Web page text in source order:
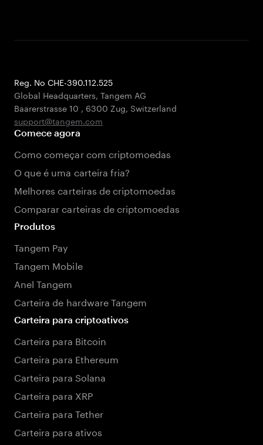
Reg. No CHE-390.112.525
Global Headquarters, Tangem AG
Baarerstrasse 10 , 6300 Zug, Switzerland
support@tangem.com
Comece agora
Como começar com criptomoedas
O que é uma carteira fria?
Melhores carteiras de criptomoedas
Comparar carteiras de criptomoedas
Produtos
Tangem Pay
Tangem Mobile
Anel Tangem
Carteira de hardware Tangem
Carteira para criptoativos
Carteira para Bitcoin
Carteira para Ethereum
Carteira para Solana
Carteira para XRP
Carteira para Tether
Carteira para ativos